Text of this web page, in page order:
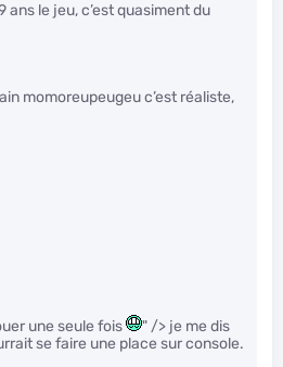
ans le jeu, c’est quasiment du
momoreupeugeu c’est réaliste,
une seule fois
" /> je me dis
se faire une place sur console.